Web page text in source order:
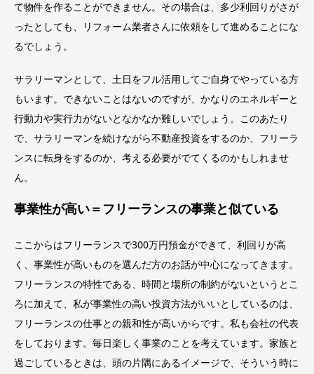
て物件を作ることができません。その場合は、多少利回りがさが
ったとしても、リフォーム業者さんに依頼をして進めることにな
るでしょう。
サラリーマンとして、土日をフル活用してご自身でやっている方
もいます。できないことはないのですが、かなりのエネルギーと
行動力や実行力がないとなかなか難しいでしょう。このあたり
で、サラリーマンを続けながら不動産投資をするのか、フリーラ
ンスに転身をするのか、考える必要がでてくるのかもしれませ
ん。
事業性が高い＝フリーランスの事業と似ている
ここからはフリーランスで300万円預金ができて、利回りが高
く、事業性が高いものを選んだ方のお話が中心になってきます。
フリーランスの特性である、時間と場所の制約がないというとこ
ろに加えて、私が事業性の高い投資方法がいいとしているのは、
フリーランスの仕事との親和性が高いからです。私も会社の代表
をしております。毎日楽しく事業のことを考えています。家族と
過ごしているときは、頭の片隅にあるイメージで、そういう時に